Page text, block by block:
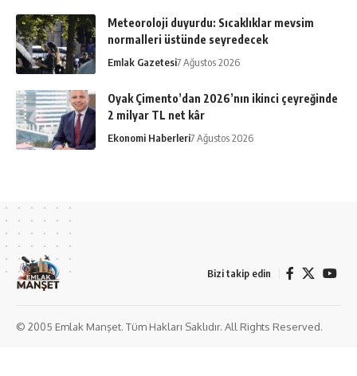
Meteoroloji duyurdu: Sıcaklıklar mevsim
normalleri üstünde seyredecek
Emlak Gazetesi7 Ağustos 2026
Oyak Çimento’dan 2026’nın ikinci çeyreğinde
2 milyar TL net kâr
Ekonomi Haberleri7 Ağustos 2026
Bizi takip edin
© 2005 Emlak Manşet. Tüm Hakları Saklıdır. All Rights Reserved.